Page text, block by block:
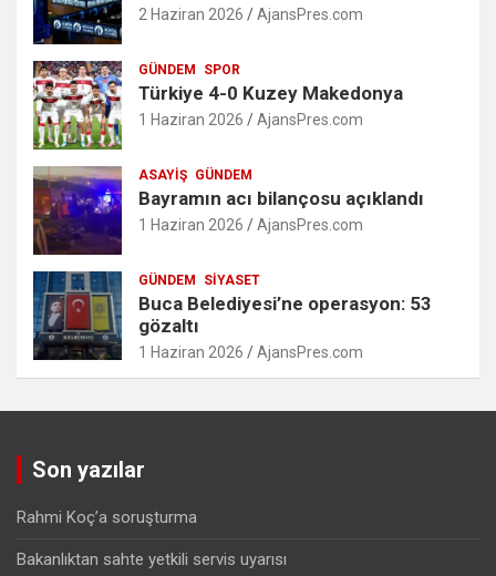
2 Haziran 2026 AjansPres.com
GÜNDEM SPOR
Türkiye 4-0 Kuzey Makedonya
1 Haziran 2026 AjansPres.com
ASAYIŞ GÜNDEM
Bayramın acı bilançosu açıklandı
1 Haziran 2026 AjansPres.com
GÜNDEM SIYASET
Buca Belediyesi’ne operasyon: 53
gözaltı
1 Haziran 2026 AjansPres.com
Son yazılar
Rahmi Koç’a soruşturma
Bakanlıktan sahte yetkili servis uyarısı